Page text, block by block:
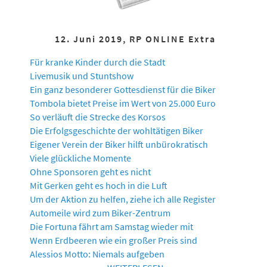
12. Juni 2019, RP ONLINE Extra
Für kranke Kinder durch die Stadt
Livemusik und Stuntshow
Ein ganz besonderer Gottesdienst für die Biker
Tombola bietet Preise im Wert von 25.000 Euro
So verläuft die Strecke des Korsos
Die Erfolgsgeschichte der wohltätigen Biker
Eigener Verein der Biker hilft unbürokratisch
Viele glückliche Momente
Ohne Sponsoren geht es nicht
Mit Gerken geht es hoch in die Luft
Um der Aktion zu helfen, ziehe ich alle Register
Automeile wird zum Biker-Zentrum
Die Fortuna fährt am Samstag wieder mit
Wenn Erdbeeren wie ein großer Preis sind
Alessios Motto: Niemals aufgeben